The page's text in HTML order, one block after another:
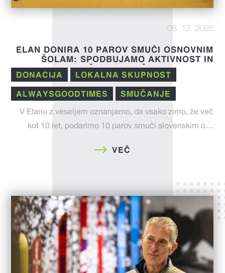
08. 12. 2025
ELAN DONIRA 10 PAROV SMUČI OSNOVNIM
ŠOLAM: SPODBUJAMO AKTIVNOST IN
PREŽIVLJANJE ČASA V NARAVI
DONACIJA LOKALNA SKUPNOST
ALWAYSGOODTIMES SMUČANJE
V Elanu z veseljem oznanjamo, da vsako zimo, že več
kot 10 let, podarimo 10 parov smuči slovenskim o…
VEČ